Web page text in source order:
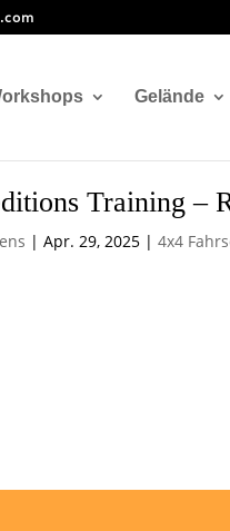
Gelände
Training –
| Apr. 29, 2025 | 4x4